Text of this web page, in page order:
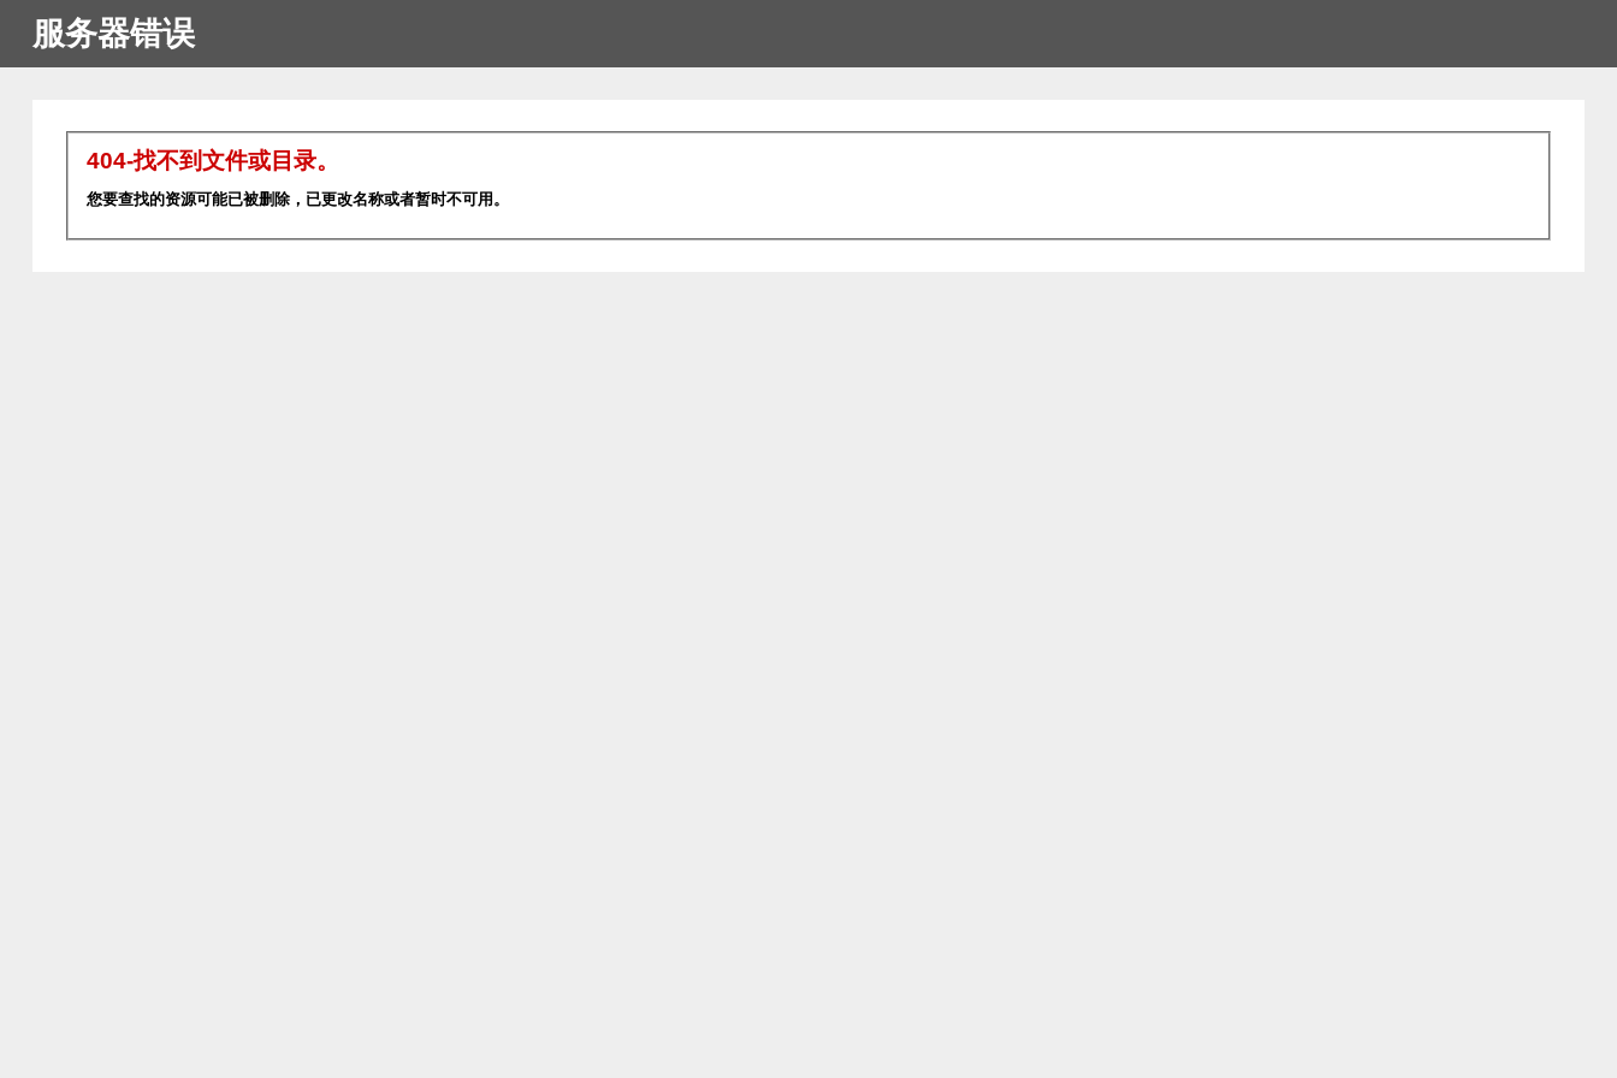
服务器错误
404-找不到文件或目录。
您要查找的资源可能已被删除，已更改名称或者暂时不可用。